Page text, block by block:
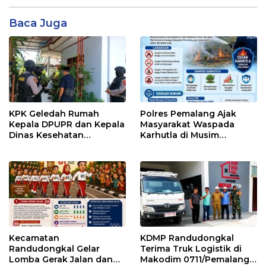
Baca Juga
KPK Geledah Rumah
Kepala DPUPR dan Kepala
Dinas Kesehatan
Polres Pemalang Ajak
Masyarakat Waspada
Karhutla di Musim
Kecamatan
Randudongkal Gelar
Lomba Gerak Jalan dan
KDMP Randudongkal
Terima Truk Logistik di
Makodim 0711/Pemalang